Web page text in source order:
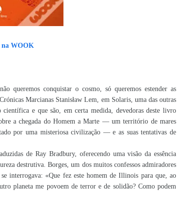
na WOOK
queremos conquistar o cosmo, só queremos estender as
Marcianas Stanisław Lem, em Solaris, uma das outras
e que são, em certa medida, devedoras deste livro
a chegada do Homem a Marte — um território de mares
por uma misteriosa civilização — e as suas tentativas de
de Ray Bradbury, oferecendo uma visão da essência
destrutiva. Borges, um dos muitos confessos admiradores
interrogava: «Que fez este homem de Illinois para que, ao
planeta me povoem de terror e de solidão? Como podem